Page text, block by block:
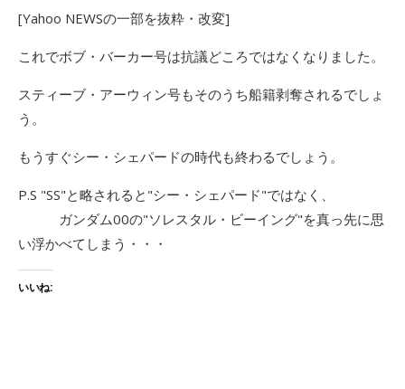
[Yahoo NEWSの一部を抜粋・改変]
これでボブ・バーカー号は抗議どころではなくなりました。
スティーブ・アーウィン号もそのうち船籍剥奪されるでしょ
う。
もうすぐシー・シェパードの時代も終わるでしょう。
P.S "SS"と略されると"シー・シェパード"ではなく、
ガンダム00の"ソレスタル・ビーイング"を真っ先に思
い浮かべてしまう・・・
いいね: